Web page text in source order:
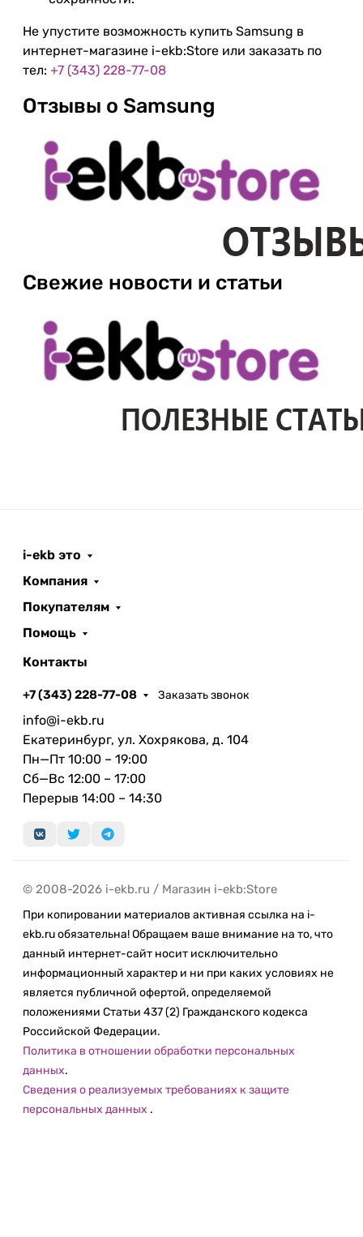
Не упустите возможность купить Samsung в
интернет-магазине i-ekb:Store или заказать по
тел: +7 (343) 228-77-08
Отзывы о Samsung
Свежие новости и статьи
i-ekb это
Компания
Покупателям
Помощь
Контакты
+7 (343) 228-77-08 Заказать звонок
info@i-ekb.ru
Екатеринбург, ул. Хохрякова, д. 104
Пн—Пт 10:00 – 19:00
Сб—Вс 12:00 – 17:00
Перерыв 14:00 – 14:30
© 2008-2026 i-ekb.ru / Магазин i-ekb:Store
При копировании материалов активная ссылка на i-
ekb.ru обязательна! Обращаем ваше внимание на то, что
данный интернет-сайт носит исключительно
информационный характер и ни при каких условиях не
является публичной офертой, определяемой
положениями Статьи 437 (2) Гражданского кодекса
Российской Федерации.
Политика в отношении обработки персональных
данных.
Сведения о реализуемых требованиях к защите
персональных данных .